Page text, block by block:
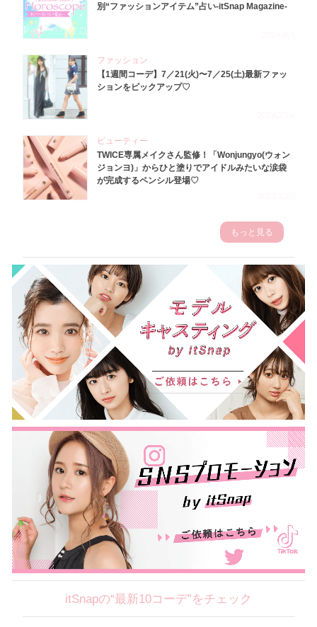
別“ファッションアイテム”占い-itSnap Magazine-
ファッション
【1週間コーデ】7／21(火)〜7／25(土)最新ファッ
ションをピックアップ♡
ビューティー
TWICE専属メイクさん監修！「Wonjungyo(ウォン
ジョンヨ)」からひと塗りでアイドルみたいな涙袋
が完成するペンシル登場♡
もっと見る
itSnapの“最新10コーデ”をチェック